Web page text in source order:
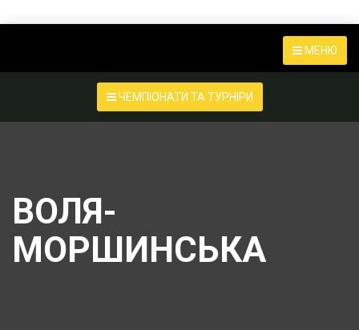
МЕНЮ
ЧЕМПІОНАТИ ТА ТУРНІРИ
ВОЛЯ-
МОРШИНСЬКА